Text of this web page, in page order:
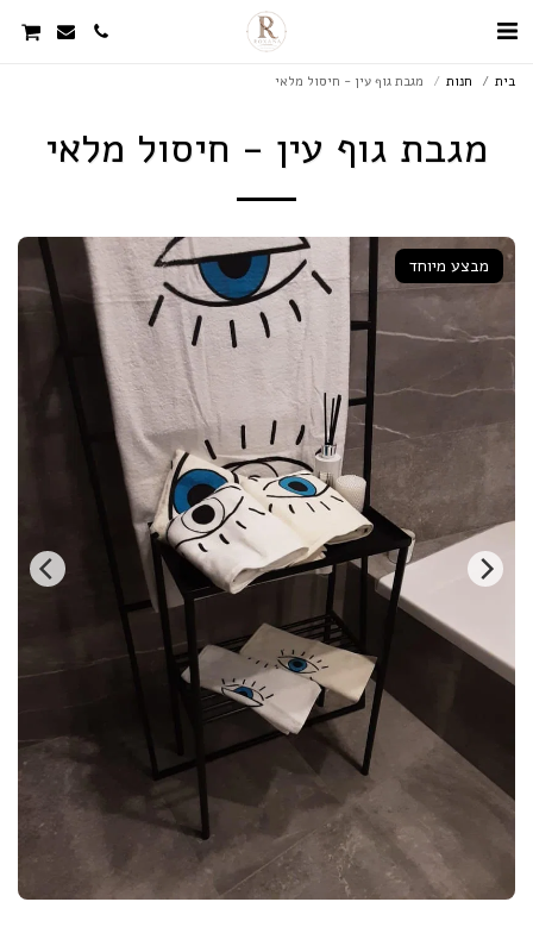
בית חנות מגבת גוף עין - חיסול מלאי
מגבת גוף עין - חיסול מלאי
מבצע מיוחד